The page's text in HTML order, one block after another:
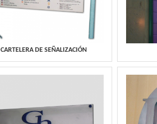
CARTELERA DE SEÑALIZACIÓN